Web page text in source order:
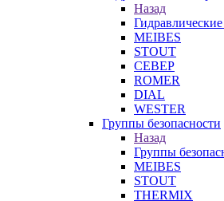
Назад
MEIBES
STOUT
СЕВЕР
ROMER
DIAL
WESTER
Группы безопасности
Назад
Группы
MEIBES
STOUT
THERMIX